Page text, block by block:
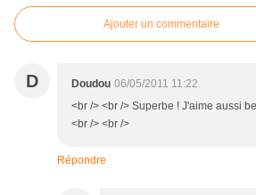
Ajouter un commentaire
D Doudou 06/05/2011 11:22
<br /> <br /> Superbe ! J'aime aussi
<br /> <br />
Répondre